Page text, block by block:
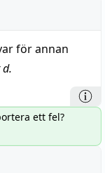
för annan
ett fel?